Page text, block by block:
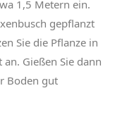
1,5 Metern ein.
gepflanzt
Sie die Pflanze in
Gießen Sie dann
Boden gut